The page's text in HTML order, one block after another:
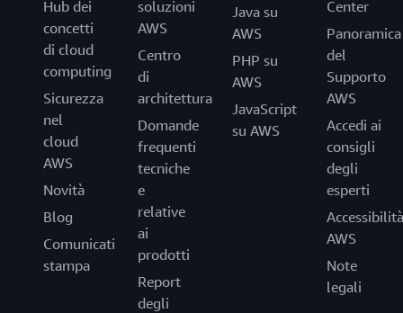
Hub dei
concetti
di cloud
computing
Sicurezza
nel
cloud
AWS
Novità
Blog
Comunicati
stampa
soluzioni
AWS
Centro
di
architettura
Domande
frequenti
tecniche
e
relative
ai
prodotti
Report
degli
Java su
AWS
PHP su
AWS
JavaScript
su AWS
Center
Panoramica
del
Supporto
AWS
Accedi ai
consigli
degli
esperti
Accessibilità
AWS
Note
legali